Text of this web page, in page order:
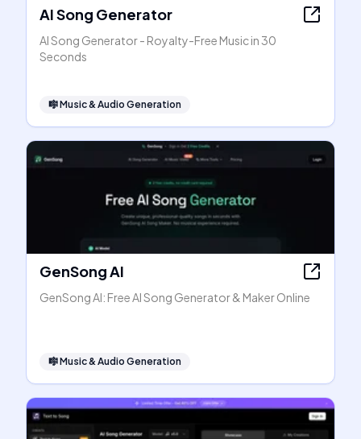
AI Song Generator
AI Song Generator - Royalty-Free Music in 30
Seconds
🎼Music & Audio Generation
GenSong AI
GenSong AI: Free AI Song Generator & Maker Online
🎼Music & Audio Generation